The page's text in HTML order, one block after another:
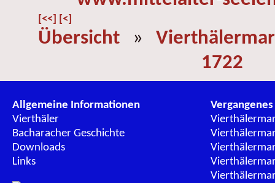
[<<] [<]
Übersicht »
1722
Allgemeine Informationen
Vierthäler
Bacharacher Geschichte
Downloads
Links
Vergangenes